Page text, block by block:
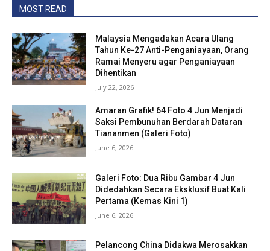
MOST READ
Malaysia Mengadakan Acara Ulang
Tahun Ke-27 Anti-Penganiayaan, Orang
Ramai Menyeru agar Penganiayaan
Dihentikan
July 22, 2026
Amaran Grafik! 64 Foto 4 Jun Menjadi
Saksi Pembunuhan Berdarah Dataran
Tiananmen (Galeri Foto)
June 6, 2026
Galeri Foto: Dua Ribu Gambar 4 Jun
Didedahkan Secara Eksklusif Buat Kali
Pertama (Kemas Kini 1)
June 6, 2026
Pelancong China Didakwa Merosakkan